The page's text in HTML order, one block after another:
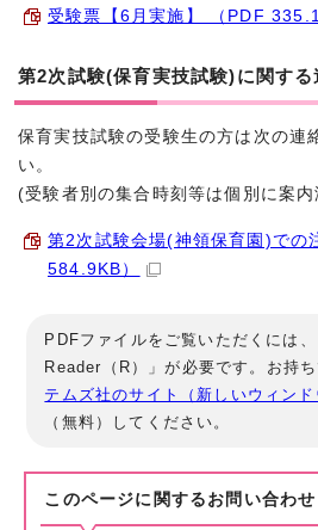
受験票【6月実施】 （PDF
第2次試験(保育実技試験)に関する
保育実技試験の受験生の方は次の連
い。
(受験者別の集合時刻等は個別に案内
第2次試験会場(神領保育園)での
584.9KB）
PDFファイルをご覧いただくには、
Reader（R）」が必要です。お持
テムズ社のサイト（新しいウィン
（無料）してください。
このページに関する お問い合わせ